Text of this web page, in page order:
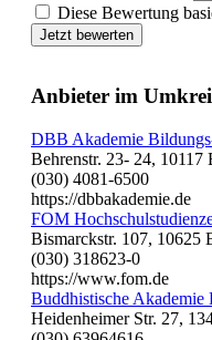
Diese Bewertung
Jetzt bewerten
Anbieter im
DBB Akademie
Behrenstr. 23- 24, 10117
(030) 4081-6500
https://dbbakademie.de
FOM
Bismarckstr. 107, 10625
(030) 318623-0
https://www.fom.de
Buddhistische Akademie
Heidenheimer Str. 27,